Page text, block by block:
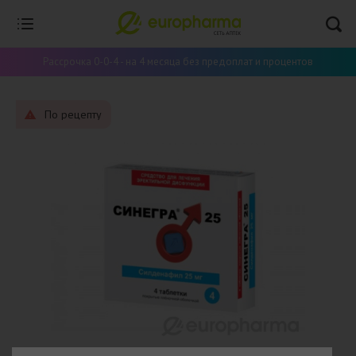
Рассрочка 0-0-4 - на 4 месяца без предоплат и процентов
По рецепту